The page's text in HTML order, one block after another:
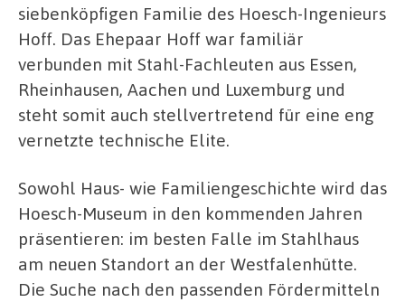
siebenköpfigen Familie des Hoesch-Ingenieurs
Hoff. Das Ehepaar Hoff war familiär
verbunden mit Stahl-Fachleuten aus Essen,
Rheinhausen, Aachen und Luxemburg und
steht somit auch stellvertretend für eine eng
vernetzte technische Elite.
Sowohl Haus- wie Familiengeschichte wird das
Hoesch-Museum in den kommenden Jahren
präsentieren: im besten Falle im Stahlhaus
am neuen Standort an der Westfalenhütte.
Die Suche nach den passenden Fördermitteln